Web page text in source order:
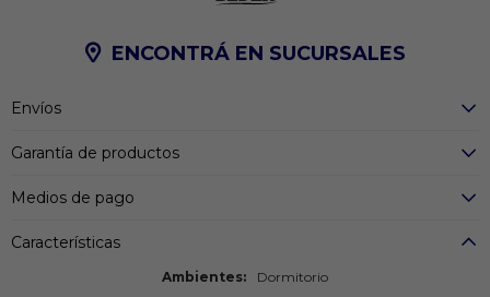
ENCONTRÁ EN SUCURSALES
Envíos
Garantía de productos
Medios de pago
Características
Ambientes Dormitorio